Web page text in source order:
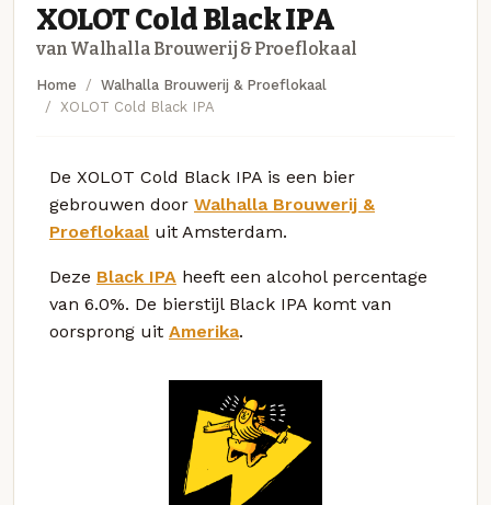
XOLOT Cold Black IPA
van Walhalla Brouwerij & Proeflokaal
Home
Walhalla Brouwerij & Proeflokaal
XOLOT Cold Black IPA
De XOLOT Cold Black IPA is een bier
gebrouwen door Walhalla Brouwerij &
Proeflokaal uit Amsterdam.
Deze Black IPA heeft een alcohol percentage
van 6.0%. De bierstijl Black IPA komt van
oorsprong uit Amerika.